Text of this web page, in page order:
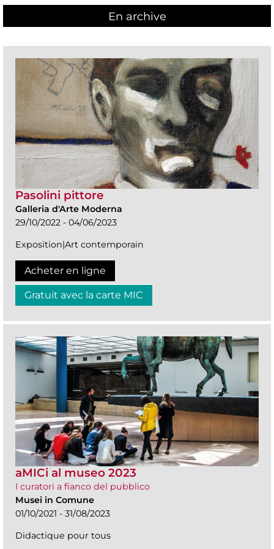
En archive
Pasolini pittore
Galleria d'Arte Moderna
29/10/2022 - 04/06/2023
Exposition|Art contemporain
Acheter en ligne
Gratuit avec la carte MIC
aMICi al museo 2023
I curatori a fianco del pubblico
Musei in Comune
01/10/2021 - 31/08/2023
Didactique pour tous